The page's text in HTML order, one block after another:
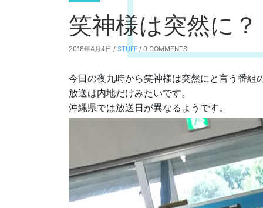
笑神様は突然に？
2018年4月4日 / STUFF / 0 COMMENTS
今日の夜九時から笑神様は突然にと言う番組
放送は内地だけみたいです。
沖縄県では放送日が異なるようです。